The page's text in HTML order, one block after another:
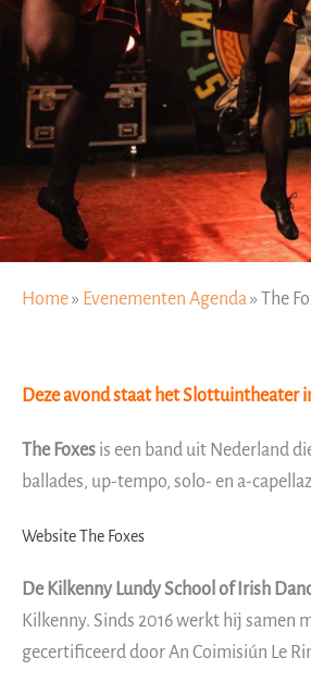
Home» Evenementen Agenda » The
Deze avond staat het Slottuintheater
The Foxes is een band uit Nederland
ballades, up-tempo, solo- en a-
Website The Foxes
De Kilkenny Lundy School of Irish
Kilkenny. Sinds 2016 werkt hij samen
gecertificeerd door An Coimisiún Le